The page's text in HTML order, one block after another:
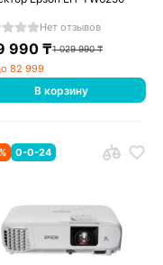
Нет отзывов
990 ₸1 029 990₸
82 999
В корзину
% 0-0-24